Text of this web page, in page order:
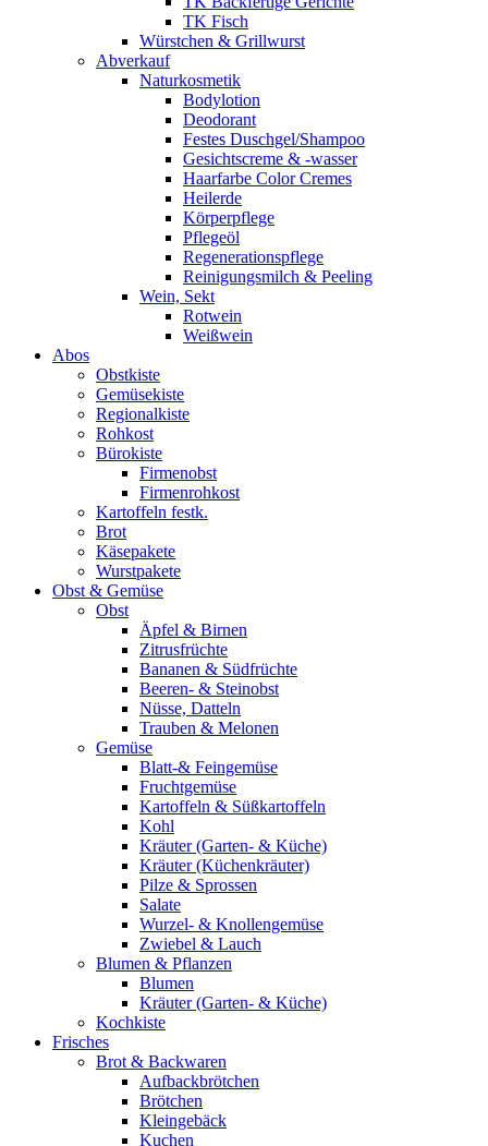
TK Fisch
Würstchen & Grillwurst
Abverkauf
Naturkosmetik
Bodylotion
Deodorant
Festes Duschgel/Shampoo
Gesichtscreme & -wasser
Haarfarbe Color Cremes
Heilerde
Körperpflege
Pflegeöl
Regenerationspflege
Reinigungsmilch & Peeling
Wein, Sekt
Rotwein
Weißwein
Abos
Obstkiste
Gemüsekiste
Regionalkiste
Rohkost
Bürokiste
Firmenobst
Firmenrohkost
Kartoffeln festk.
Brot
Käsepakete
Wurstpakete
Obst & Gemüse
Obst
Äpfel & Birnen
Zitrusfrüchte
Bananen & Südfrüchte
Beeren- & Steinobst
Nüsse, Datteln
Trauben & Melonen
Gemüse
Blatt-& Feingemüse
Fruchtgemüse
Kartoffeln & Süßkartoffeln
Kohl
Kräuter (Garten- & Küche)
Kräuter (Küchenkräuter)
Pilze & Sprossen
Salate
Wurzel- & Knollengemüse
Zwiebel & Lauch
Blumen & Pflanzen
Blumen
Kräuter (Garten- & Küche)
Kochkiste
Frisches
Brot & Backwaren
Aufbackbrötchen
Brötchen
Kleingebäck
Kuchen